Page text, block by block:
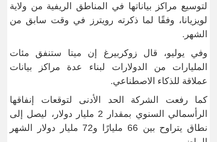
لتوسيع مراكز بياناتها في المناطق الريفية من ولاية
لويزيانا، وفقًا لما ذكرته رويترز في وقت سابق من
الشهر .
وفي يوليو، قال زوكربيرغ إن ميتا ستنفق مئات
المليارات من الدولارات لبناء عدة مراكز بيانات
عملاقة للذكاء الاصطناعي.
كما رفعت الشركة الحد الأدنى لتوقعات إنفاقها
الرأسمالي السنوي بمقدار 2 مليار دولار ، ليصل إلى
نطاق يتراوح بين 66 مليارًا و72 مليار دولار
الشهر